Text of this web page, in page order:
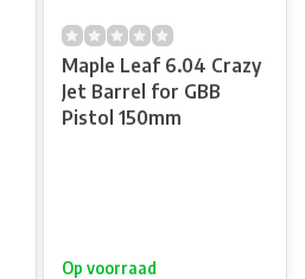
Maple Leaf 6.04 Crazy
Jet Barrel for GBB
Pistol 150mm
Op voorraad